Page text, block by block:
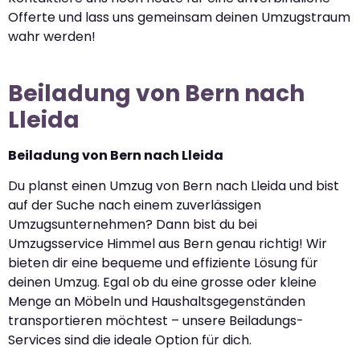
Offerte und lass uns gemeinsam deinen Umzugstraum
wahr werden!
Beiladung von Bern nach
Lleida
Beiladung von Bern nach Lleida
Du planst einen Umzug von Bern nach Lleida und bist
auf der Suche nach einem zuverlässigen
Umzugsunternehmen? Dann bist du bei
Umzugsservice Himmel aus Bern genau richtig! Wir
bieten dir eine bequeme und effiziente Lösung für
deinen Umzug. Egal ob du eine grosse oder kleine
Menge an Möbeln und Haushaltsgegenständen
transportieren möchtest – unsere Beiladungs-
Services sind die ideale Option für dich.